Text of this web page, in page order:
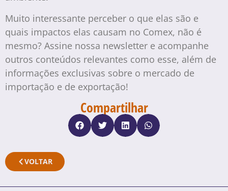
Muito interessante perceber o que elas são e
quais impactos elas causam no Comex, não é
mesmo? Assine nossa newsletter e acompanhe
outros conteúdos relevantes como esse, além de
informações exclusivas sobre o mercado de
importação e de exportação!
Compartilhar
VOLTAR